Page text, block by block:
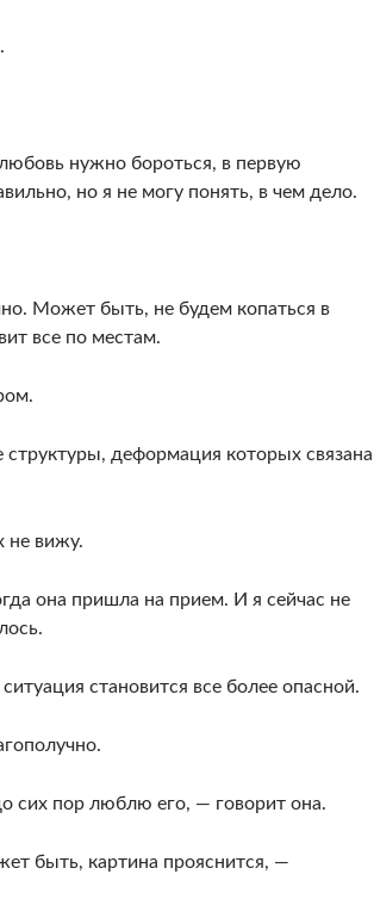
нужно бороться, в первую
но я не могу понять, в чем дело.
Может быть, не будем копаться в
все по местам.
деформация которых связана
не вижу.
она пришла на прием. И я сейчас не
становится все более опасной.
сих пор люблю его, — говорит она.
быть, картина прояснится, —